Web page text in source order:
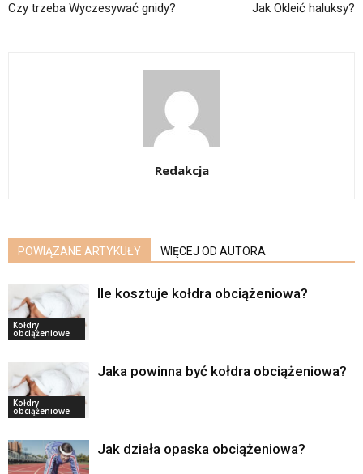
Czy trzeba Wyczesywać gnidy? Jak Okleić haluksy?
Redakcja
POWIĄZANE ARTYKUŁY WIĘCEJ OD AUTORA
Kołdry
obciążeniowe
Ile kosztuje kołdra obciążeniowa?
Kołdry
obciążeniowe
Jaka powinna być kołdra obciążeniowa?
Jak działa opaska obciążeniowa?